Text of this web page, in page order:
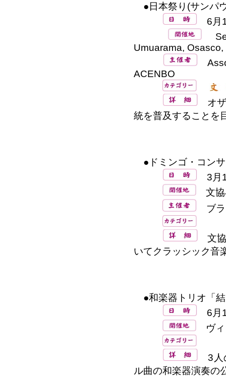
●日本祭り(サンパ
6月
Umuarama, Osasco,
ACENBO
オザ
統を普及することを
●ドミンゴ・コン
3月
文協
ブラ
文協
いてクラッシック音
●和楽器トリオ「
6月
ヴィ
3人
ル曲の和楽器演奏の